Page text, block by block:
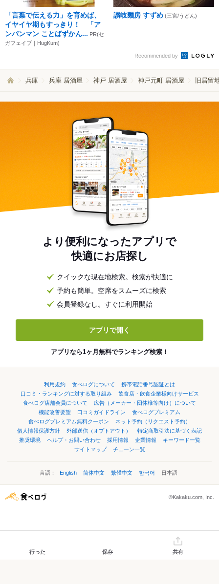
「言葉で伝える力」を育めば、
イヤイヤ期もすっきり！ 「ア
ンパンマン ことばずかん... PR(セ
ガフェイブ｜HugKum)
讃岐麺房 すずめ (三宮/うどん)
Recommended by
兵庫 兵庫 居酒屋 神戸 居酒屋 神戸元町 居酒屋 旧居留
より便利になったアプリで
快適にお店探し
クイックな現在地検索。検索が快適に
予約も簡単。空席をスムーズに検索
会員登録なし。すぐに利用開始
アプリで開く
アプリなら1ヶ月無料でランキング検索！
利用規約 食べログについて
携帯電話番号認証とは
口コミ・ランキングに対する取り組み
飲食店・飲食企業様向けサービス
食べログ店舗会員について
広告（メーカー・団体様等向け）について
機能改善要望
口コミガイドライン
食べログプレミアム
食べログプレミアム無料クーポン
ネット予約（リクエスト予約）
個人情報保護方針
外部送信（オプトアウト）
特定商取引法に基づく表記
推奨環境
ヘルプ・お問い合わせ 採用情報 企業情報
キーワード一覧
サイトマップ
チェーン一覧
言語： English 简体中文 繁體中文 한국어 日本語
©Kakaku.com, Inc.
行った 保存 共有